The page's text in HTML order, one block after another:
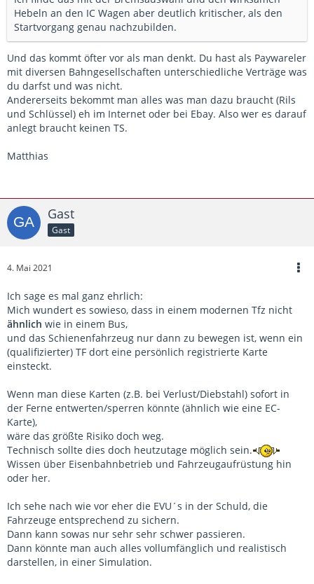
Hebeln an den IC Wagen aber deutlich kritischer, als den
Startvorgang genau nachzubilden.
Und das kommt öfter vor als man denkt. Du hast als Paywareler
mit diversen Bahngesellschaften unterschiedliche Verträge was
du darfst und was nicht.
Andererseits bekommt man alles was man dazu braucht (Rils
und Schlüssel) eh im Internet oder bei Ebay. Also wer es darauf
anlegt braucht keinen TS.
Matthias
Gast
Gast
4. Mai 2021
Ich sage es mal ganz ehrlich:
Mich wundert es sowieso, dass in einem modernen Tfz nicht
ähnlich wie in einem Bus,
und das Schienenfahrzeug nur dann zu bewegen ist, wenn ein
(qualifizierter) TF dort eine persönlich registrierte Karte
einsteckt.
Wenn man diese Karten (z.B. bei Verlust/Diebstahl) sofort in
der Ferne entwerten/sperren könnte (ähnlich wie eine EC-
Karte),
wäre das größte Risiko doch weg.
Technisch sollte dies doch heutzutage möglich sein.
Wissen über Eisenbahnbetrieb und Fahrzeugaufrüstung hin
oder her.
Ich sehe nach wie vor eher die EVU´s in der Schuld, die
Fahrzeuge entsprechend zu sichern.
Dann kann sowas nur sehr sehr schwer passieren.
Dann könnte man auch alles vollumfänglich und realistisch
darstellen, in einer Simulation.